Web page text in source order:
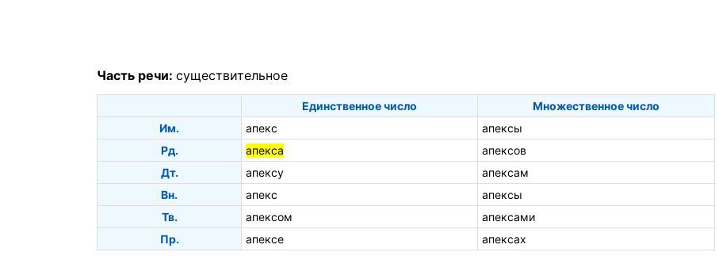
Часть речи: существительное
Единственное число
Множественное число
Им.
апекс
апексы
Рд.
апекса
апексов
Дт.
апексу
апексам
Вн.
апекс
апексы
Тв.
апексом
апексами
Пр.
апексе апексах